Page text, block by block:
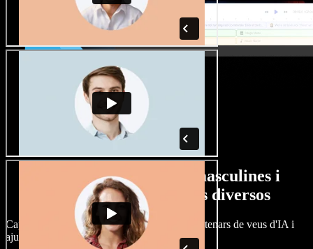
Gran varietat de veus masculines i
femenines amb accents diversos
Cap projecte ha de sonar igual. Tria entre centenars de veus d'IA i
ajusta'n l’accent.